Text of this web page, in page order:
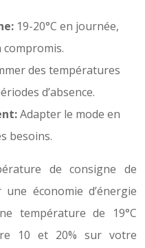
19-20°C en journée,
compromis.
des températures
d’absence.
Adapter le mode en
besoins.
de consigne de
économie d’énergie
température de 19°C
10 et 20% sur votre